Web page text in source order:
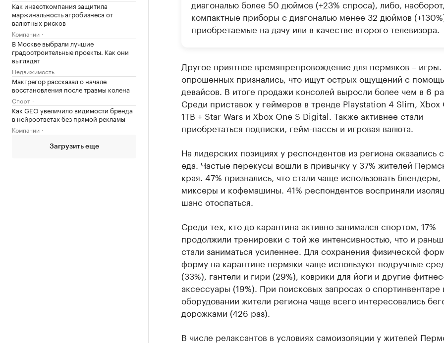
Как инвесткомпания защитила
маржинальность агробизнеса от
валютных рисков
Компании
В Москве выбрали лучшие
градостроительные проекты. Как они
выглядят
Недвижимость
Макгрегор рассказал о начале
восстановления после травмы колена
Спорт
Как GEO увеличило видимости бренда
в нейроответах без прямой рекламы
Компании
Загрузить еще
диагональю более 50 дюймов (+23% спроса), либо, наоборот,
компактные приборы с диагональю менее 32 дюймов
приобретаемые на дачу или в качестве второго телевизора.
Другое приятное времяпрепровождение для пермяков – игры.
опрошенных признались, что ищут острых ощущений с
девайсов. В итоге продажи консолей выросли более чем в 6
Среди приставок у геймеров в тренде Playstation 4 Slim, Xbox
1TB + Star Wars и Xbox One S Digital. Также активнее стали
приобретаться подписки, гейм-пассы и игровая валюта.
На лидерских позициях у респондентов из региона оказались
еда. Частые перекусы вошли в привычку у 37% жителей
края. 47% признались, что стали чаще использовать блендеры,
миксеры и кофемашины. 41% респондентов восприняли
шанс отоспаться.
Среди тех, кто до карантина активно занимался спортом, 17%
продолжили тренировки с той же интенсивностью, что и
стали заниматься усиленнее. Для сохранения физической
форму на карантине пермяки чаще используют подручные
(33%), гантели и гири (29%), коврики для йоги и другие
аксессуары (19%). При поисковых запросах о спортинвентаре
оборудовании жители региона чаще всего интересовались
дорожками (426 раз).
В числе релаксантов в условиях самоизоляции у жителей